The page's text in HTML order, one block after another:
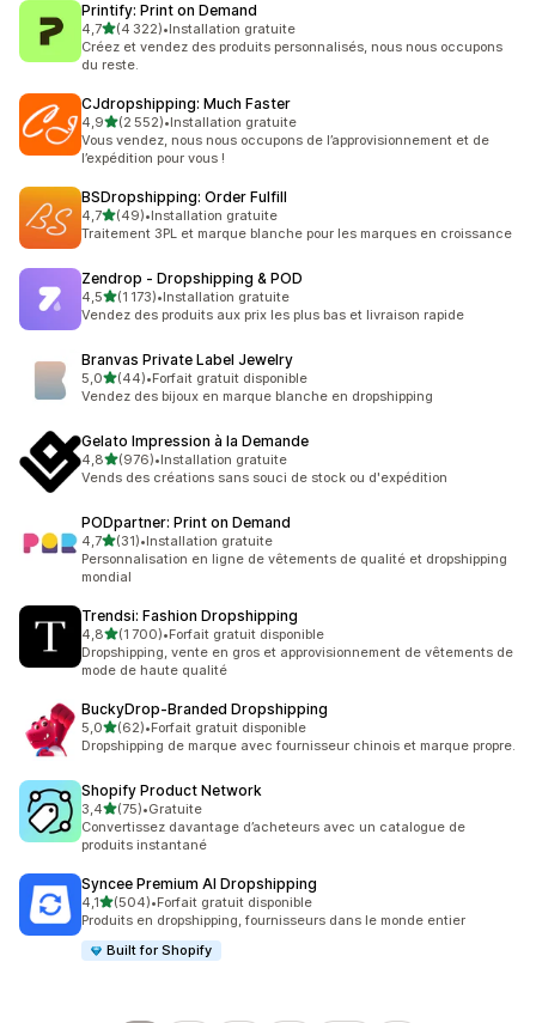
Printify: Print on Demand
4,7étoile(s) sur 5
(4 322)
4322 avis au total
•Installation gratuite
Créez et vendez des produits personnalisés, nous nous occupons
du reste.
CJdropshipping: Much Faster
4,9étoile(s) sur 5
(2 552)
2552 avis au total
•Installation gratuite
Vous vendez, nous nous occupons de l’approvisionnement et de
l’expédition pour vous !
BSDropshipping: Order Fulfill
4,7étoile(s) sur 5
(49)
49 avis au total
•Installation gratuite
Traitement 3PL et marque blanche pour les marques en croissance
Zendrop ‑ Dropshipping & POD
4,5étoile(s) sur 5
(1 173)
1173 avis au total
•Installation gratuite
Vendez des produits aux prix les plus bas et livraison rapide
Branvas Private Label Jewelry
5,0étoile(s) sur 5
(44)
44 avis au total
•Forfait gratuit disponible
Vendez des bijoux en marque blanche en dropshipping
Gelato Impression à la Demande
4,8étoile(s) sur 5
(976)
976 avis au total
•Installation gratuite
Vends des créations sans souci de stock ou d'expédition
PODpartner: Print on Demand
4,7étoile(s) sur 5
(31)
31 avis au total
•Installation gratuite
Personnalisation en ligne de vêtements de qualité et dropshipping
mondial
Trendsi: Fashion Dropshipping
4,8étoile(s) sur 5
(1 700)
1700 avis au total
•Forfait gratuit disponible
Dropshipping, vente en gros et approvisionnement de vêtements de
mode de haute qualité
BuckyDrop‑Branded Dropshipping
5,0étoile(s) sur 5
(62)
62 avis au total
•Forfait gratuit disponible
Dropshipping de marque avec fournisseur chinois et marque propre.
Shopify Product Network
3,4étoile(s) sur 5
(75)
75 avis au total
•Gratuite
Convertissez davantage d’acheteurs avec un catalogue de
produits instantané
Syncee Premium AI Dropshipping
4,1étoile(s) sur 5
(504)
504 avis au total
•Forfait gratuit disponible
Produits en dropshipping, fournisseurs dans le monde entier
Built for Shopify